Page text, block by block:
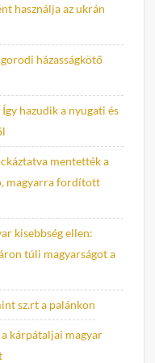
használja az ukrán
házasságkötő
hazudik a nyugati és
mentették a
magyarra fordított
kisebbség ellen:
túli magyarságot a
sz.rt a palánkon
kárpátaljai magyar